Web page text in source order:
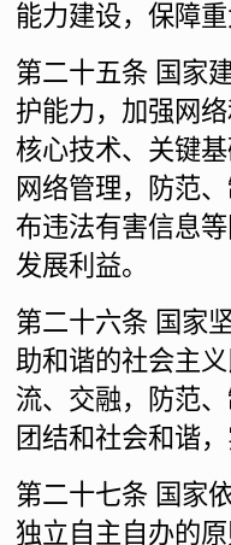
能力建设，保障
第二十五条 国家
护能力，加强网
核心技术、关键
网络管理，防范
布违法有害信息
发展利益。
第二十六条 国家
助和谐的社会主
流、交融，防范
团结和社会和谐
第二十七条 国家
独立自主自办的